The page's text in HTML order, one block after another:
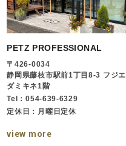
PETZ PROFESSIONAL
〒426-0034
静岡県藤枝市駅前1丁目8-3 フジエ
ダミキネ1階
Tel：054-639-6329
定休日：月曜日定休
view more